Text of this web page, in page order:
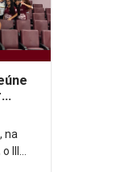
na
III